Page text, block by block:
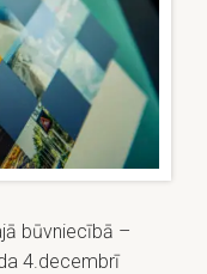
būvniecībā –
4.decembrī